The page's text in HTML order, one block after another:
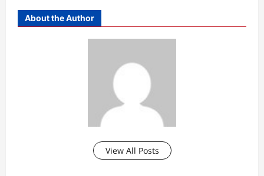
About the Author
View All Posts